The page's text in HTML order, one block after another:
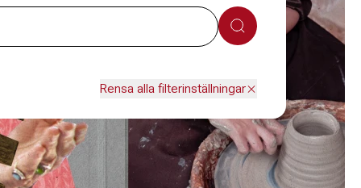
Sök
Rensa alla filterinställningar